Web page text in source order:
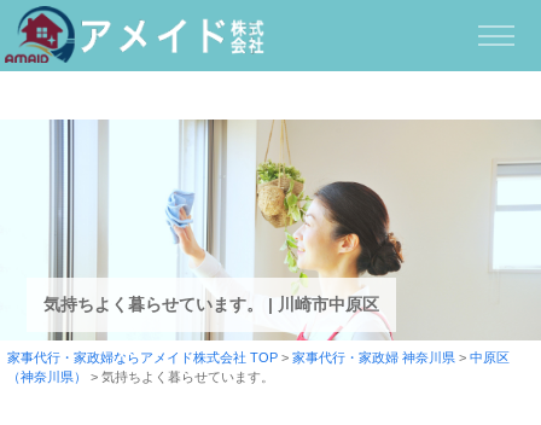
気持ちよく暮らせています。 | 川崎市中原区
家事代行・家政婦ならアメイド株式会社 TOP > 家事代行・家政婦 神奈川県 > 中原区
（神奈川県）
> 気持ちよく暮らせています。